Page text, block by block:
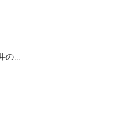
の...